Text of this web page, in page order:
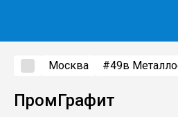
Москва #49в
ПромГрафит